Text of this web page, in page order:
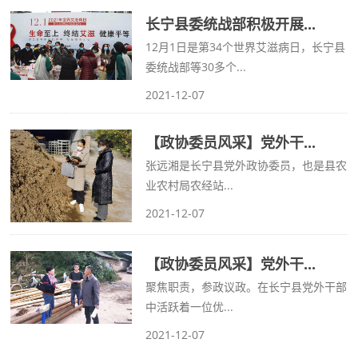
长宁县委统战部积极开展...
12月1日是第34个世界艾滋病日，长宁县
委统战部等30多个...
2021-12-07
【政协委员风采】党外干...
张远湘是长宁县党外政协委员，也是县农
业农村局农经站...
2021-12-07
【政协委员风采】党外干...
聚焦职责，参政议政。在长宁县党外干部
中活跃着一位优...
2021-12-07